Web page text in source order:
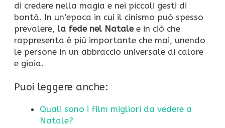
di credere nella magia e nei piccoli gesti di
bontà. In un’epoca in cui il cinismo può spesso
prevalere, la fede nel Natalee in ciò che
rappresenta è più importante che mai, unendo
le persone in un abbraccio universale di calore
e gioia.
Puoi leggere anche:
Quali sono i film migliori da vedere a
Natale?